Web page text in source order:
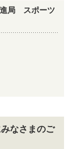
局 スポーツ
なさまのご